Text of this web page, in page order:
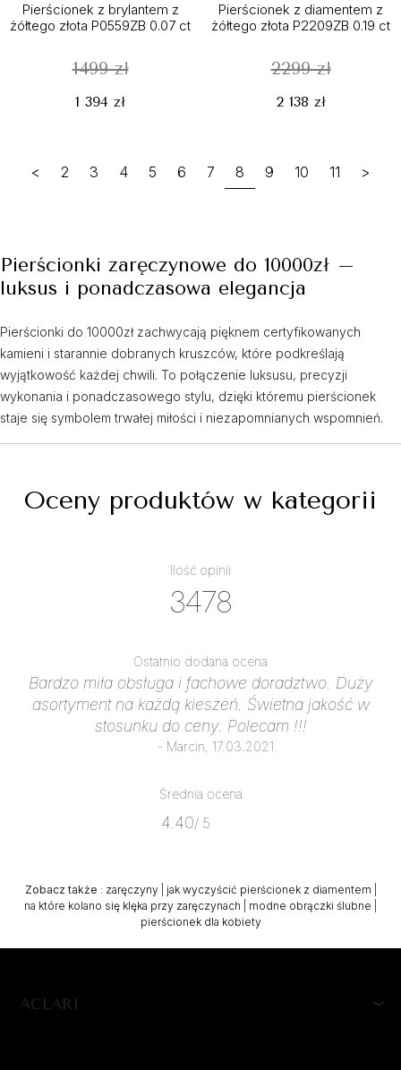
Pierścionek z brylantem z
żółtego złota P0559ZB 0.07 ct
1499 zł
1 394 zł
Pierścionek z diamentem z
żółtego złota P2209ZB 0.19 ct
2299 zł
2 138 zł
< 2 3 4 5 6 7 8 9 10 11 >
Pierścionki zaręczynowe do 10000zł –
luksus i ponadczasowa elegancja
Pierścionki do 10000zł zachwycają pięknem certyfikowanych
kamieni i starannie dobranych kruszców, które podkreślają
wyjątkowość każdej chwili. To połączenie luksusu, precyzji
wykonania i ponadczasowego stylu, dzięki któremu pierścionek
staje się symbolem trwałej miłości i niezapomnianych wspomnień.
Oceny produktów w kategorii
Ilość opinii
3478
Ostatnio dodana ocena
Bardzo miła obsługa i fachowe doradztwo. Duży
asortyment na każdą kieszeń. Świetna jakość w
stosunku do ceny. Polecam !!!
- Marcin, 17.03.2021
Średnia ocena
4.40/ 5
Zobacz także : zaręczyny| jak wyczyścić pierścionek z diamentem
na które kolano się klęka przy zaręczynach
modne obrączki ślubne
pierścionek dla kobiety
ACLARI